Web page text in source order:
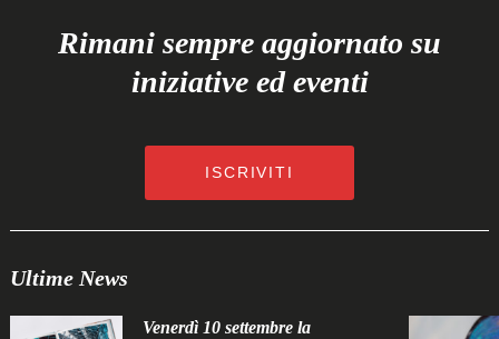
Rimani sempre aggiornato su
iniziative ed eventi
ISCRIVITI
Ultime News
Venerdì 10 settembre la